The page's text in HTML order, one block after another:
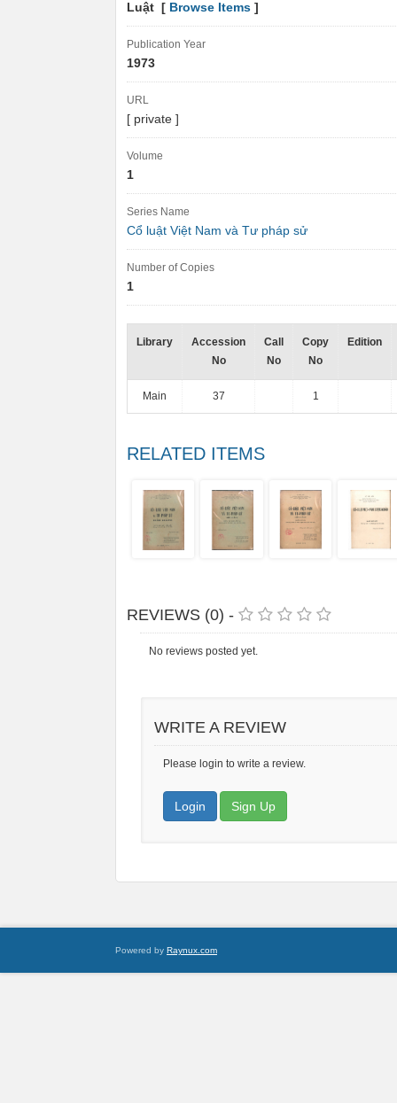
Luật [ Browse Items ]
Publication Year
1973
URL
[ private ]
Volume
1
Series Name
Cổ luật Việt Nam và Tư pháp sử
Number of Copies
1
Library
Accession
No
Call
No
Copy
No
Edition
Main 37 1
RELATED ITEMS
REVIEWS (0) -
No reviews posted yet.
WRITE A REVIEW
Please login to write a review.
Login Sign Up
Powered by Raynux.com